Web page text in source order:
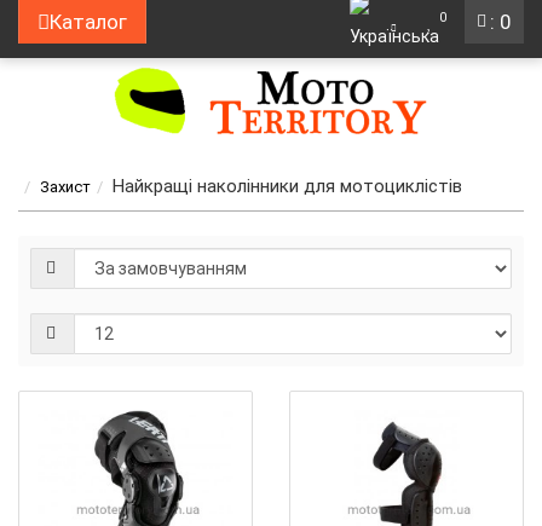
: 0
Каталог 0
Захист Найкращі наколінники для мотоциклістів